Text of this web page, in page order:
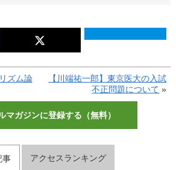
ズム論
【川端祐一郎】東京医大の入試
不正問題について »
マガジンに登録する（無料）
事 アクセスランキング